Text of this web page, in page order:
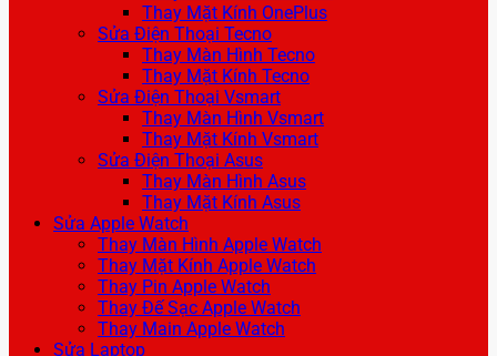
Thay Mặt Kính OnePlus
Sửa Điện Thoại Tecno
Thay Màn Hình Tecno
Thay Mặt Kính Tecno
Sửa Điện Thoại Vsmart
Thay Màn Hình Vsmart
Thay Mặt Kính Vsmart
Sửa Điện Thoại Asus
Thay Màn Hình Asus
Thay Mặt Kính Asus
Sửa Apple Watch
Thay Màn Hình Apple Watch
Thay Mặt Kính Apple Watch
Thay Pin Apple Watch
Thay Đế Sạc Apple Watch
Thay Main Apple Watch
Sửa Laptop